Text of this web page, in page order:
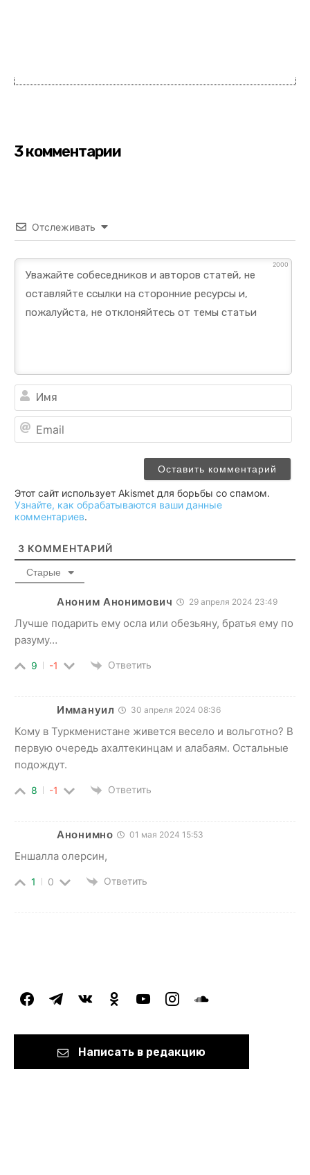
3 комментарии
Отслеживать
2000
Этот сайт использует Akismet для борьбы со спамом.
Узнайте, как обрабатываются ваши данные
комментариев.
3 КОММЕНТАРИЙ
Старые
Аноним Анонимович 29 апреля 2024 23:49
Лучше подарить ему осла или обезьяну, братья ему по
разуму…
9 -1 Ответить
Иммануил 30 апреля 2024 08:36
Кому в Туркменистане живется весело и вольготно? В
первую очередь ахалтекинцам и алабаям. Остальные
подождут.
8 -1 Ответить
Анонимно 01 мая 2024 15:53
Еншалла олерсин,
1 0 Ответить
facebooktelegramvkontakteodnoklassniki
youtubeinstagramsoundcloud
Написать в редакцию